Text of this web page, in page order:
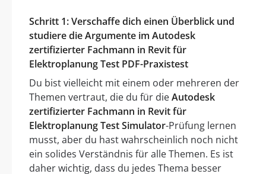
Schritt 1: Verschaffe dich einen Überblick und
studiere die Argumente im Autodesk
zertifizierter Fachmann in Revit für
Elektroplanung Test PDF-Praxistest
Du bist vielleicht mit einem oder mehreren der
Themen vertraut, die du für dieAutodesk
zertifizierter Fachmann in Revit für
Elektroplanung Test Simulator-Prüfung lernen
musst, aber du hast wahrscheinlich noch nicht
ein solides Verständnis für alle Themen. Es ist
daher wichtig, dass du jedes Thema besser